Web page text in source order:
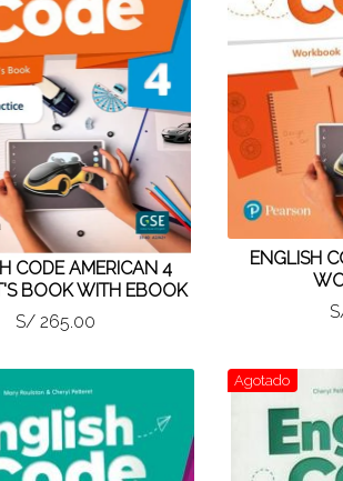
CODE AMERICAN 4
BOOK WITH EBOOK
S/ 265.00
ENGLISH
Agotado